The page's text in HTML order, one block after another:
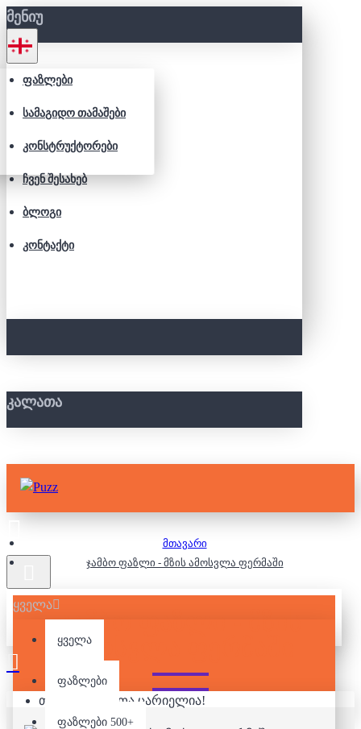
ᲛᲔᲜᲘᲣ
ᲤᲐᲖᲚᲔᲑᲘ
ᲡᲐᲛᲐᲒᲘᲓᲝ ᲗᲐᲛᲐᲨᲔᲑᲘ
ᲙᲝᲜᲡᲢᲠᲣᲥᲢᲝᲠᲔᲑᲘ
ᲩᲕᲔᲜ ᲨᲔᲡᲐᲮᲔᲑ
ᲑᲚᲝᲒᲘ
ᲙᲝᲜᲢᲐᲥᲢᲘ
ᲙᲐᲚᲐᲗᲐ
ყველა
ყველა
ფაზლები
ფაზლები 500+
თქვენი კალათა ცარიელია!
მთავარი
ჯამბო ფაზლი - მზის ამოსვლა ფერმაში
ᲯᲐᲛᲑᲝ ᲤᲐᲖᲚᲘ - ᲛᲖᲘᲡ
ᲐᲛᲝᲡᲕᲚᲐ ᲤᲔᲠᲛᲐᲨᲘ